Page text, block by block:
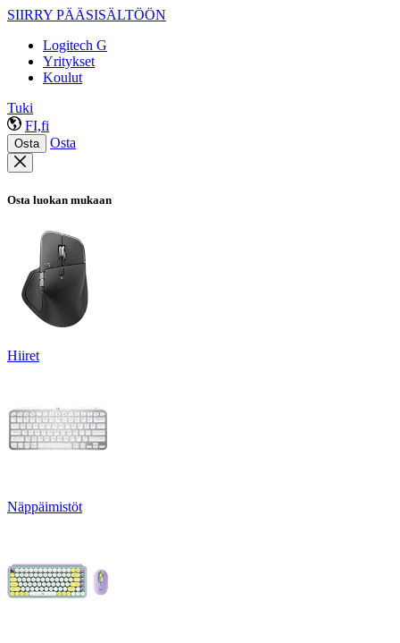
SIIRRY PÄÄSISÄLTÖÖN
Logitech G
Yritykset
Koulut
Tuki
FI,fi
Osta Osta
Osta luokan mukaan
Hiiret
Näppäimistöt